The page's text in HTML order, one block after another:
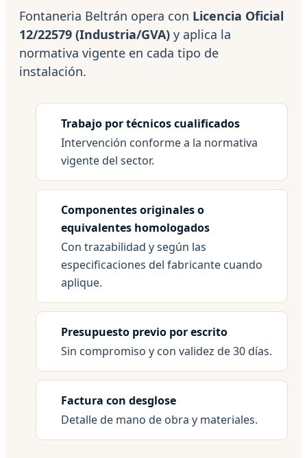
Fontaneria Beltrán opera con Licencia Oficial
12/22579 (Industria/GVA) y aplica la
normativa vigente en cada tipo de
instalación.
Trabajo por técnicos cualificados
Intervención conforme a la normativa
vigente del sector.
Componentes originales o
equivalentes homologados
Con trazabilidad y según las
especificaciones del fabricante cuando
aplique.
Presupuesto previo por escrito
Sin compromiso y con validez de 30 días.
Factura con desglose
Detalle de mano de obra y materiales.